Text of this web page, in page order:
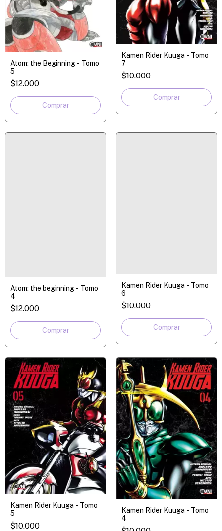
Atom: the Beginning - Tomo
5
$12.000
Kamen Rider Kuuga - Tomo
7
$10.000
Atom: the beginning - Tomo
4
$12.000
Kamen Rider Kuuga - Tomo
6
$10.000
Kamen Rider Kuuga - Tomo
5
$10.000
Kamen Rider Kuuga - Tomo
4